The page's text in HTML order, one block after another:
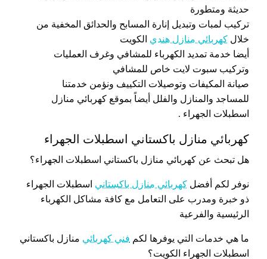
حديثة ومتطورة
تركيب لمبات وتبديل إنارة المسابح والحدائق المخفية من
خلال كهربائي منازل هندي الكويت
أيضا خدمة تمديد الكهرباء للمشافي وغرف العمليات
وتركيب سبوت لايت خاص للمشافي
صيانة المكيفات وتوصيلات التكييف ونؤمن خدمتنا
للمساجد والمنازل والفلل أيضاً بموقع كهربائي منازل
اسطبلات الجهراء .
كهربائي منازل باكستاني اسطبلات الجهراء
هل تبحث عن كهربائي منازل باكستاني اسطبلات الجهراء؟
نوفر لكم أفضل كهربائي منازل باكستاني اسطبلات الجهراء
ذو خبرة ومدرب على التعامل مع كافة مشاكل الكهرباء
الرئيسية والفرعية
ما هي خدمات التي يوفرها لكم فني كهربائي منازل باكستاني
اسطبلات الجهراء الكويت؟